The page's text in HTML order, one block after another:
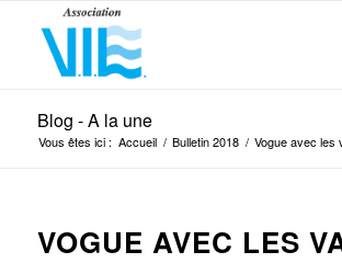
Blog - A la une
Vous êtes ici : Accueil / Bulletin 2018 / Vogue avec les
VOGUE AVEC LES